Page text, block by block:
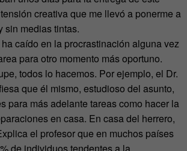
creativa que me llevó a ponerme a
sin medias tintas.
caído en la procrastinación alguna vez
para otro momento más oportuno.
todos lo hacemos. Por ejemplo, el Dr.
que él mismo, estudioso del asunto,
para más adelante tareas como hacer la
en casa. En casa del herrero,
el profesor que en muchos países